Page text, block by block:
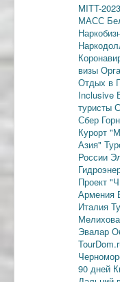
MITT-2023
МАСС
визы
Отдых в
Inclusive
туристы
Сбер
Курорт
Азия"
России
Проект
Армения
Италия
Мелихова
Эвалар
90 дней